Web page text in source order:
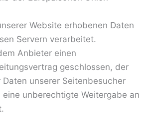
Website erhobenen Daten
Servern verarbeitet.
Anbieter einen
geschlossen, der
unserer Seitenbesucher
unberechtigte Weitergabe an